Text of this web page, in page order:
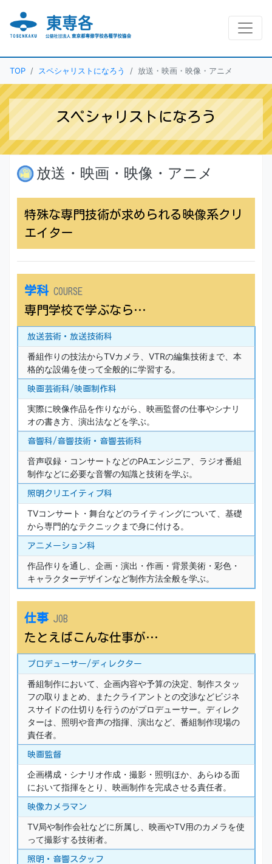
TOP スペシャリストになろう 放送・映画・映像・アニメ
スペシャリストになろう
放送・映画・映像・アニメ
特殊な専門技術が求められる映像系クリ
エイター
学科 COURSE
専門学校で学ぶなら…
放送芸術・放送技術科
番組作りの技法からTVカメラ、VTRの編集技術まで、本
格的な設備を使って全般的に学習する。
映画芸術科/映画制作科
実際に映像作品を作りながら、映画監督の仕事やシナリ
オの書き方、演出法などを学ぶ。
音響科/音響技術・音響芸術科
音声収録・コンサートなどのPAエンジニア、ラジオ番組
制作などに必要な音響の知識と技術を学ぶ。
照明クリエイティブ科
TVコンサート・舞台などのライティングについて、基礎
から専門的なテクニックまで身に付ける。
アニメーション科
作品作りを通し、企画・演出・作画・背景美術・彩色・
キャラクターデザインなど制作方法全般を学ぶ。
仕事 JOB
たとえばこんな仕事が…
プロデューサー/ディレクター
番組制作において、企画内容や予算の決定、制作スタッ
フの取りまとめ、またクライアントとの交渉などビジネ
スサイドの仕切りを行うのがプロデューサー。ディレク
ターは、照明や音声の指揮、演出など、番組制作現場の
責任者。
映画監督
企画構成・シナリオ作成・撮影・照明ほか、あらゆる面
において指揮をとり、映画制作を完成させる責任者。
映像カメラマン
TV局や制作会社などに所属し、映画やTV用のカメラを使
って撮影する技術者。
照明・音響スタッフ